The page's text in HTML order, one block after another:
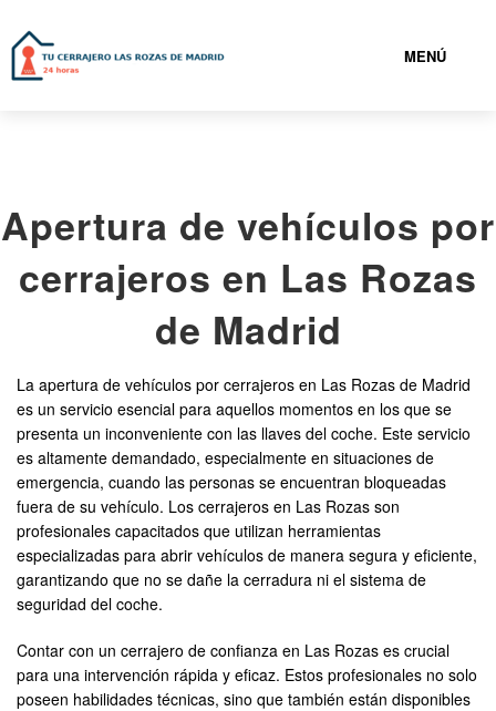
MENÚ
919931095
CERRAJEROS LAS ROZAS DE MADRID BARATOS
CONTACTAR
Apertura de vehículos por
cerrajeros en Las Rozas
de Madrid
La apertura de vehículos por cerrajeros en Las Rozas de Madrid
es un servicio esencial para aquellos momentos en los que se
presenta un inconveniente con las llaves del coche. Este servicio
es altamente demandado, especialmente en situaciones de
emergencia, cuando las personas se encuentran bloqueadas
fuera de su vehículo. Los cerrajeros en Las Rozas son
profesionales capacitados que utilizan herramientas
especializadas para abrir vehículos de manera segura y eficiente,
garantizando que no se dañe la cerradura ni el sistema de
seguridad del coche.
Contar con un cerrajero de confianza en Las Rozas es crucial
para una intervención rápida y eficaz. Estos profesionales no solo
poseen habilidades técnicas, sino que también están disponibles